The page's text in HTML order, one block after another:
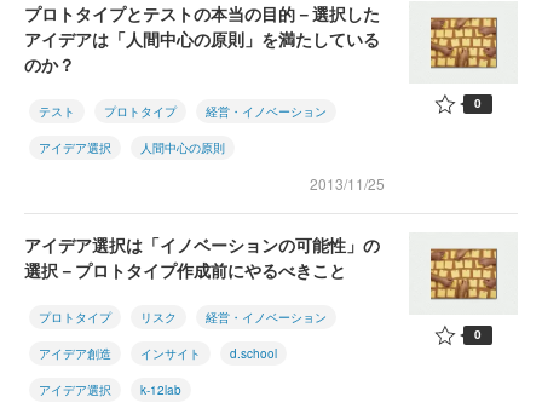
プロトタイプとテストの本当の目的－選択した
アイデアは「人間中心の原則」を満たしている
のか？
テスト プロトタイプ 経営・イノベーション
アイデア選択 人間中心の原則
2013/11/25
0
アイデア選択は「イノベーションの可能性」の
選択－プロトタイプ作成前にやるべきこと
プロトタイプ リスク 経営・イノベーション
アイデア創造 インサイト d.school
アイデア選択 k-12lab
0